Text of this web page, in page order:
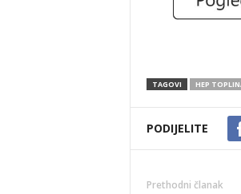
TAGOVI HEP
PODIJELITE
Prethodni članak